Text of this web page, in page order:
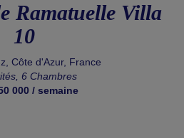
Ramatuelle Villa
10
Côte d'Azur, France
6 Chambres
000 / semaine